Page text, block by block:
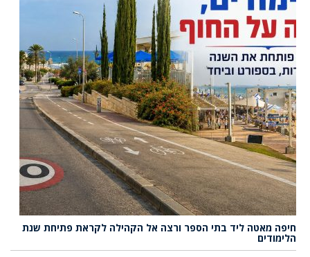
חיפה מאטה ליד בתי הספר ורצה אל הקהילה לקראת פתיחת שנת
הלימודים